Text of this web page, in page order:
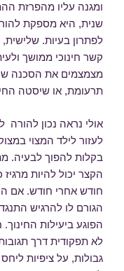
ומגנה עליו מהפרזת
שנית, היא מספקת
לפתרון בעיות.
קשר חינוכי ממושך
מצמצמים את הסכנה
תרעומת, או שיסטה
אולי נראה נכון להורה
לעזור לילד המצוי
בקלות להפוך לבעיה.
הקצר יכול להיות
חודש אחרי חודש. אם
הגורם לו להרגיש
הפוגע ביעילות
לא תפקודית דרך
גבולות, על ציפיות